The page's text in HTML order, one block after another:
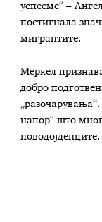
успееме“ –
постигнала
мигрантите.
Меркел
добро
напор“ што
новодојденците.